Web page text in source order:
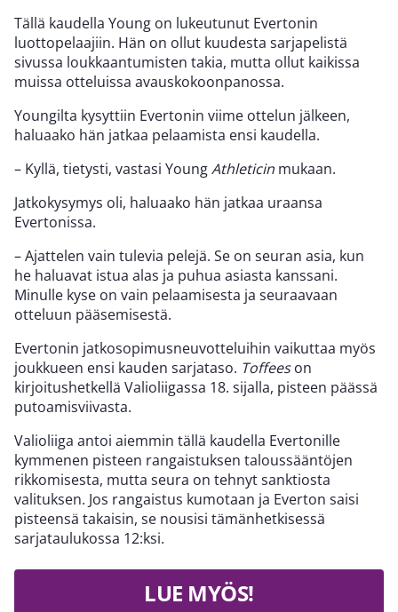
Tällä kaudella Young on lukeutunut Evertonin
luottopelaajiin. Hän on ollut kuudesta sarjapelistä
sivussa loukkaantumisten takia, mutta ollut kaikissa
muissa otteluissa avauskokoonpanossa.
Youngilta kysyttiin Evertonin viime ottelun jälkeen,
haluaako hän jatkaa pelaamista ensi kaudella.
– Kyllä, tietysti, vastasi YoungAthleticin mukaan.
Jatkokysymys oli, haluaako hän jatkaa uraansa
Evertonissa.
– Ajattelen vain tulevia pelejä. Se on seuran asia, kun
he haluavat istua alas ja puhua asiasta kanssani.
Minulle kyse on vain pelaamisesta ja seuraavaan
otteluun pääsemisestä.
Evertonin jatkosopimusneuvotteluihin vaikuttaa myös
joukkueen ensi kauden sarjataso. Toffeeson
kirjoitushetkellä Valioliigassa 18. sijalla, pisteen päässä
putoamisviivasta.
Valioliiga antoi aiemmin tällä kaudella Evertonille
kymmenen pisteen rangaistuksen taloussääntöjen
rikkomisesta, mutta seura on tehnyt sanktiosta
valituksen. Jos rangaistus kumotaan ja Everton saisi
pisteensä takaisin, se nousisi tämänhetkisessä
sarjataulukossa 12:ksi.
LUE MYÖS!